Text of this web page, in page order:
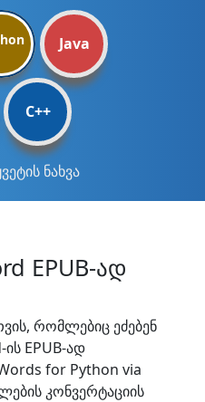
Java
C++
ნახვა
EPUB-ად
რომლებიც ეძებენ
ის EPUB-ად
for Python via
კონვერტაციის